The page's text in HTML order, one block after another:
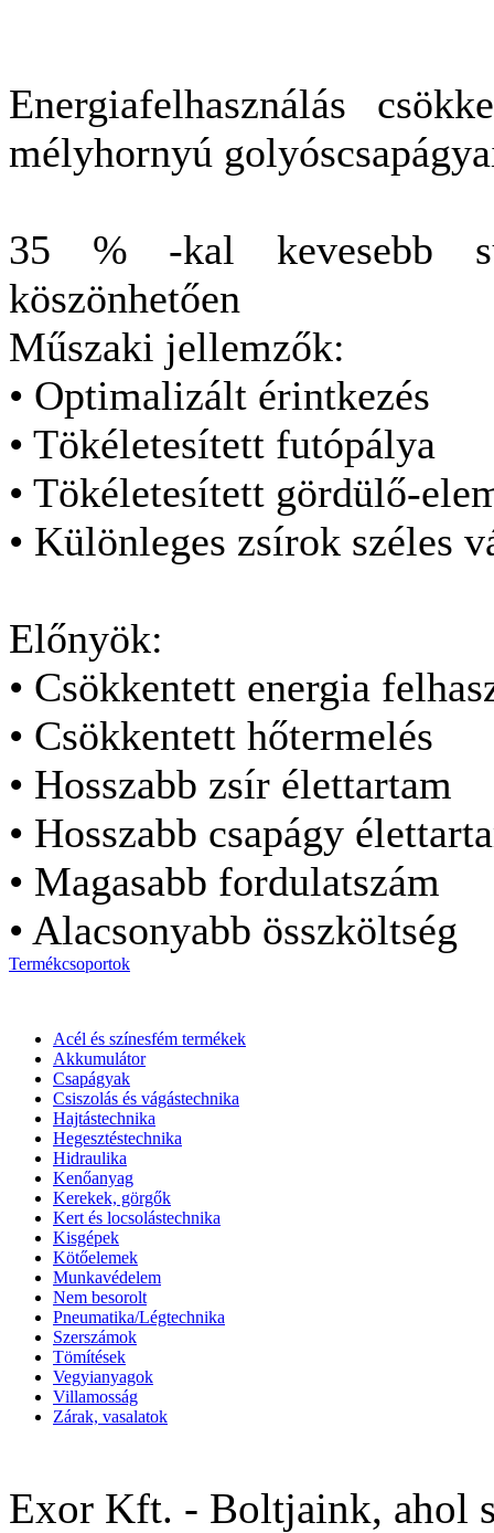
Energiafelhasználás
mélyhornyú
35 % -kal kevesebb
köszönhetően
Műszaki jellemzők:
• Optimalizált érintkezés
• Tökéletesített futópálya
• Tökéletesített gördülő-
• Különleges zsírok széles
Előnyök:
• Csökkentett energia
• Csökkentett hőtermelés
• Hosszabb zsír élettartam
• Hosszabb csapágy
• Magasabb fordulatszám
• Alacsonyabb összköltség
Termékcsoportok
Acél és színesfém termékek
Akkumulátor
Csapágyak
Csiszolás és vágástechnika
Hajtástechnika
Hegesztéstechnika
Hidraulika
Kenőanyag
Kerekek, görgők
Kert és locsolástechnika
Kisgépek
Kötőelemek
Munkavédelem
Nem besorolt
Pneumatika/Légtechnika
Szerszámok
Tömítések
Vegyianyagok
Villamosság
Zárak, vasalatok
Exor Kft. - Boltjaink, ahol